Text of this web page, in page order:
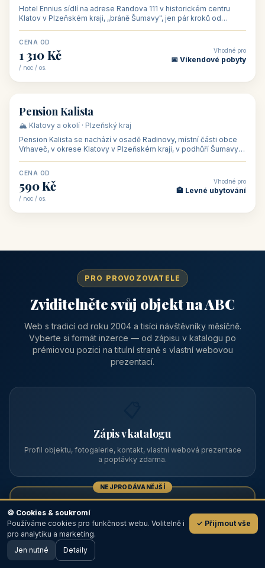
Hotel Ennius sídlí na adrese Randova 111 v historickém centru
Klatov v Plzeňském kraji, „bráně Šumavy", jen pár kroků od
CENA OD
1 310 Kč
/ noc / os.
Vhodné pro
📅 Víkendové pobyty
🏡 penzion
Pension Kalista
🏔️ Klatovy a okolí · Plzeňský kraj
Pension Kalista se nachází v osadě Radinovy, místní části obce
Vrhaveč, v okrese Klatovy v Plzeňském kraji, v podhůří Šumavy
CENA OD
590 Kč
/ noc / os.
Vhodné pro
🏨 Levné ubytování
PRO PROVOZOVATELE
Zviditelněte svůj objekt na ABC
Web s tradicí od roku 2004 a tisíci návštěvníky měsíčně.
Vyberte si formát inzerce — od zápisu v katalogu po
prémiovou pozici na titulní straně s vlastní webovou
prezentací.
Zápis v katalogu
Profil objektu, fotogalerie, kontakt, vlastní webová prezentace
a poptávky zdarma.
NEJPRODÁVANĚJŠÍ
Prémiový partner
TOP pozice na titulce, přednost ve výpisech, zlatý odznak a
💬
🖥️ Desktop verze
🍪 Cookies & soukromí
Používáme cookies pro funkčnost webu. Volitelně i
pro analytiku a marketing.
✓ Přijmout vše
Jen nutné Detaily